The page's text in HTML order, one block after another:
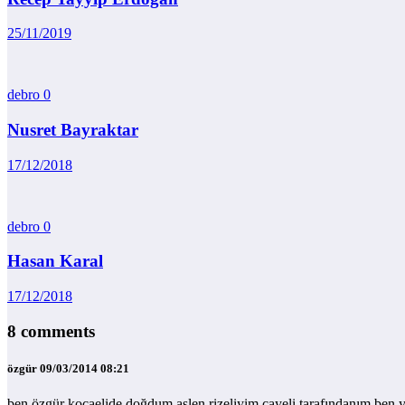
25/11/2019
debro 0
Nusret Bayraktar
17/12/2018
debro 0
Hasan Karal
17/12/2018
8 comments
özgür 09/03/2014 08:21